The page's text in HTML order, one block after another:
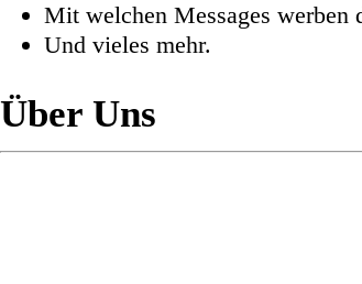
Mit welchen Messages werben
Und vieles mehr.
Über Uns